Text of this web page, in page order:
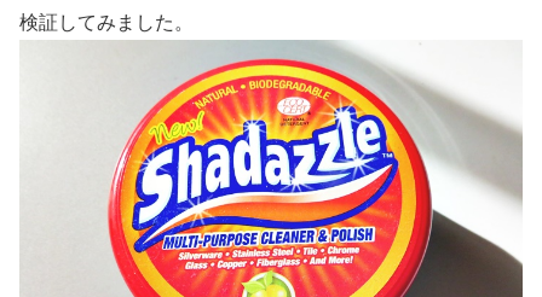
検証してみました。